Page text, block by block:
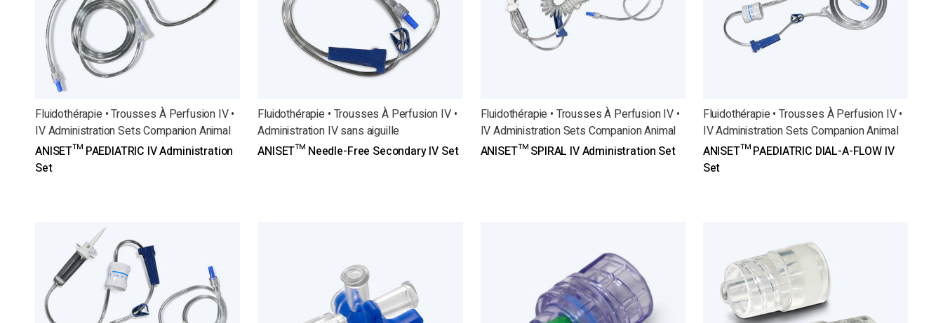
Fluidothérapie • Trousses À Perfusion IV •
IV Administration Sets Companion Animal
ANISET™ PAEDIATRIC IV Administration
Set
Fluidothérapie • Trousses À Perfusion IV •
Administration IV sans aiguille
ANISET™ Needle-Free Secondary IV Set
Fluidothérapie • Trousses À Perfusion IV •
IV Administration Sets Companion Animal
ANISET™ SPIRAL IV Administration Set
Fluidothérapie • Trousses À Perfusion IV •
IV Administration Sets Companion Animal
ANISET™ PAEDIATRIC DIAL-A-FLOW IV
Set